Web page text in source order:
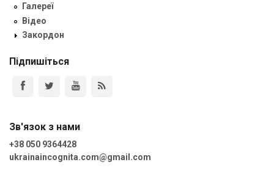
Галереї
Відео
Закордон
Підпишіться
Зв'язок з нами
+38 050 9364428
ukrainaincognita.com@gmail.com